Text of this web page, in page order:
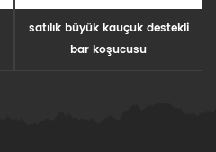
satılık büyük kauçuk destekli
bar koşucusu